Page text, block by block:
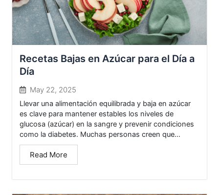
Recetas Bajas en Azúcar para el Día a
Día
May 22, 2025
Llevar una alimentación equilibrada y baja en azúcar
es clave para mantener estables los niveles de
glucosa (azúcar) en la sangre y prevenir condiciones
como la diabetes. Muchas personas creen que...
Read More